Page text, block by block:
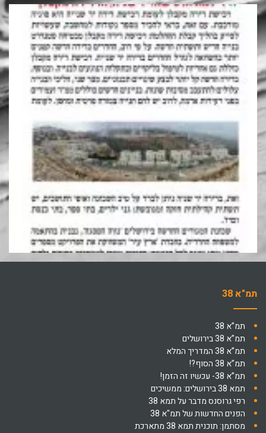
תמ"א 38
תמ”א 38
תמ”א 38 בירושלים
תמ”א 38 המדריך המלא
תמ”א 38 הסוף?!
תמ”א 38- עכשיו זה הזמן!
תמא 38 בירושלים: ממשיכים
רפי גרוסנס מדבר על תמא 38
הפנים החדשות של תמ"א 38
מסתמן: תוכנית תמא 38 מתארכת